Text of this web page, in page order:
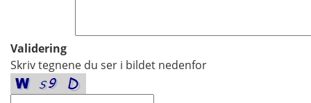
Validering
Skriv tegnene du ser i bildet nedenfor